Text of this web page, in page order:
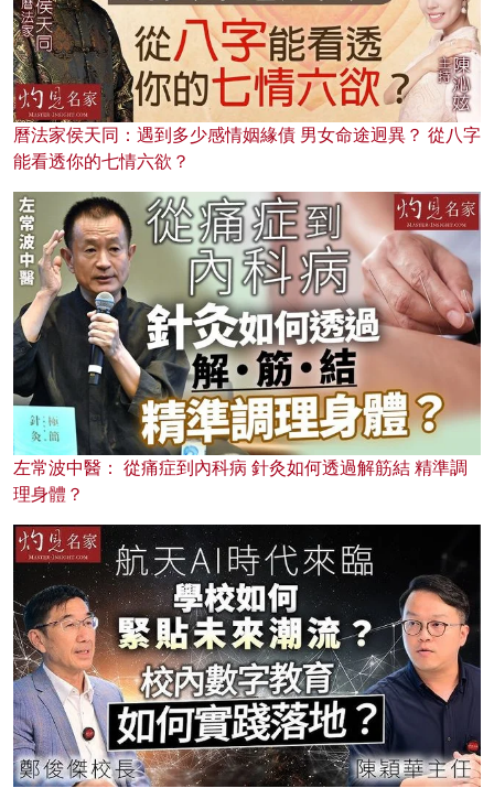
曆法家侯天同：遇到多少感情姻緣債 男女命途迥異？ 從八字
能看透你的七情六欲？
左常波中醫： 從痛症到內科病 針灸如何透過解筋結 精準調
理身體？